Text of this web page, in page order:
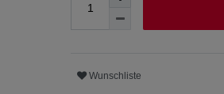
Wunschliste